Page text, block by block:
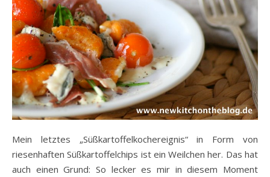
Mein letztes „Süßkartoffelkochereignis“ in Form von
riesenhaften Süßkartoffelchips ist ein Weilchen her. Das hat
auch einen Grund: So lecker es mir in diesem Moment